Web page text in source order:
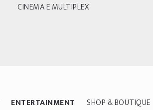
CINEMA E MULTIPLEX
ENTERTAINMENT SHOP & BOUTIQUE